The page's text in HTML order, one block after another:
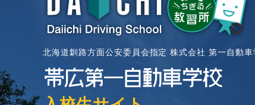
北海道釧路方面公安委員会指定 株式会社 第一自動車